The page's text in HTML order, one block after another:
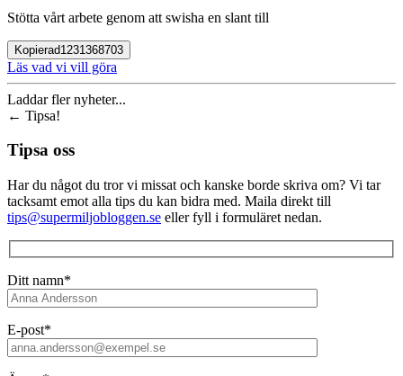
Stötta vårt arbete genom att swisha en slant till
Kopierad1231368703
Läs vad vi vill göra
Laddar fler nyheter...
← Tipsa!
Tipsa oss
Har du något du tror vi missat och kanske borde skriva om? Vi tar
tacksamt emot alla tips du kan bidra med. Maila direkt till
tips@supermiljobloggen.se eller fyll i formuläret nedan.
Ditt namn*
E-post*